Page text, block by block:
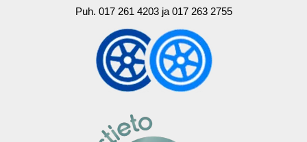
​Puh. 017 261 4203 ja 017 263 2755